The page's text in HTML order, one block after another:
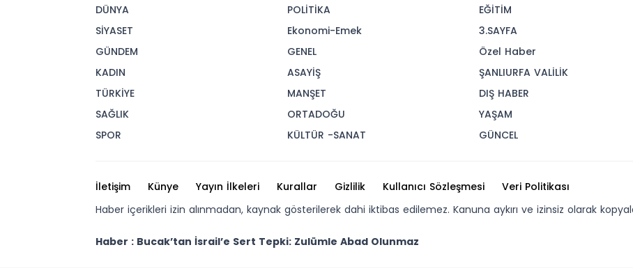
DÜNYA
SİYASET
GÜNDEM
KADIN
TÜRKİYE
SAĞLIK
SPOR
POLİTİKA
Ekonomi-Emek
GENEL
ASAYİŞ
MANŞET
ORTADOĞU
KÜLTÜR -SANAT
EĞİTİM
3.SAYFA
Özel Haber
ŞANLIURFA VALİLİK
DIŞ HABER
YAŞAM
GÜNCEL
İletişim Künye Yayın İlkeleri Kurallar Gizlilik Kullanıcı Sözleşmesi
Veri Politikası
Haber içerikleri izin alınmadan, kaynak gösterilerek dahi iktibas edilemez. Kanuna aykırı ve izinsiz olarak
Haber : Bucak’tan İsrail’e Sert Tepki: Zulümle Abad Olunmaz